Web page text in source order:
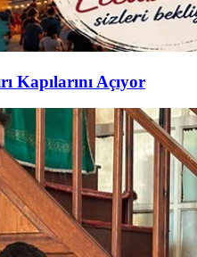
Kapılarını Açıyor